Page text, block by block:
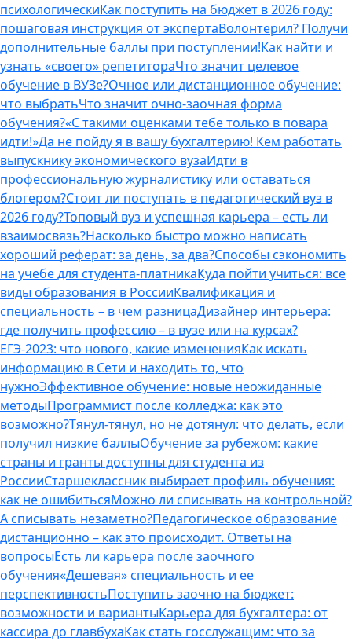
психологическиКак поступить на бюджет в 2026 году:
пошаговая инструкция от экспертаВолонтерил? Получи
дополнительные баллы при поступлении!Как найти и
узнать «своего» репетитораЧто значит целевое
обучение в ВУЗе?Очное или дистанционное обучение:
что выбратьЧто значит очно-заочная форма
обучения?«С такими оценками тебе только в повара
идти!»Да не пойду я в вашу бухгалтерию! Кем работать
выпускнику экономического вузаИдти в
профессиональную журналистику или оставаться
блогером?Стоит ли поступать в педагогический вуз в
2026 году?Топовый вуз и успешная карьера – есть ли
взаимосвязь?Насколько быстро можно написать
хороший реферат: за день, за два?Способы сэкономить
на учебе для студента-платникаКуда пойти учиться: все
виды образования в РоссииКвалификация и
специальность – в чем разницаДизайнер интерьера:
где получить профессию – в вузе или на курсах?
ЕГЭ-2023: что нового, какие измененияКак искать
информацию в Сети и находить то, что
нужноЭффективное обучение: новые неожиданные
методыПрограммист после колледжа: как это
возможно?Тянул-тянул, но не дотянул: что делать, если
получил низкие баллыОбучение за рубежом: какие
страны и гранты доступны для студента из
РоссииСтаршеклассник выбирает профиль обучения:
как не ошибитьсяМожно ли списывать на контрольной?
А списывать незаметно?Педагогическое образование
дистанционно – как это происходит. Ответы на
вопросыЕсть ли карьера после заочного
обучения«Дешевая» специальность и ее
перспективностьПоступить заочно на бюджет:
возможности и вариантыКарьера для бухгалтера: от
кассира до главбухаКак стать госслужащим: что за